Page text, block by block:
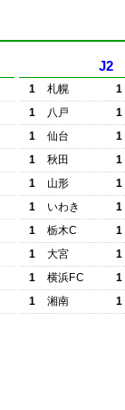
J2
1 札幌
1
1
八戸
1
1
仙台
1
1
秋田
1
1
山形
1
1
いわき
1
1
栃木C
1
1
大宮
1
1
横浜FC
1
1
湘南 1